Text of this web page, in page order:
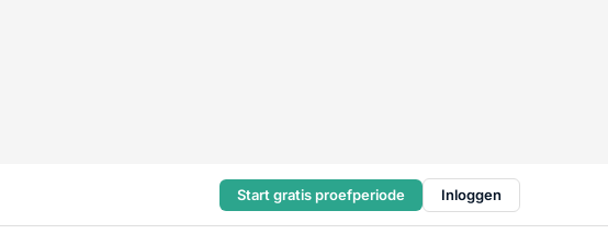
Start gratis proefperiode Inloggen